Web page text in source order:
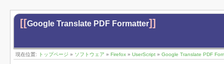
[[Google Translate PDF Formatter]]
現在位置: トップページ » ソフトウェア » Firefox » UserScript » Google Translate PDF